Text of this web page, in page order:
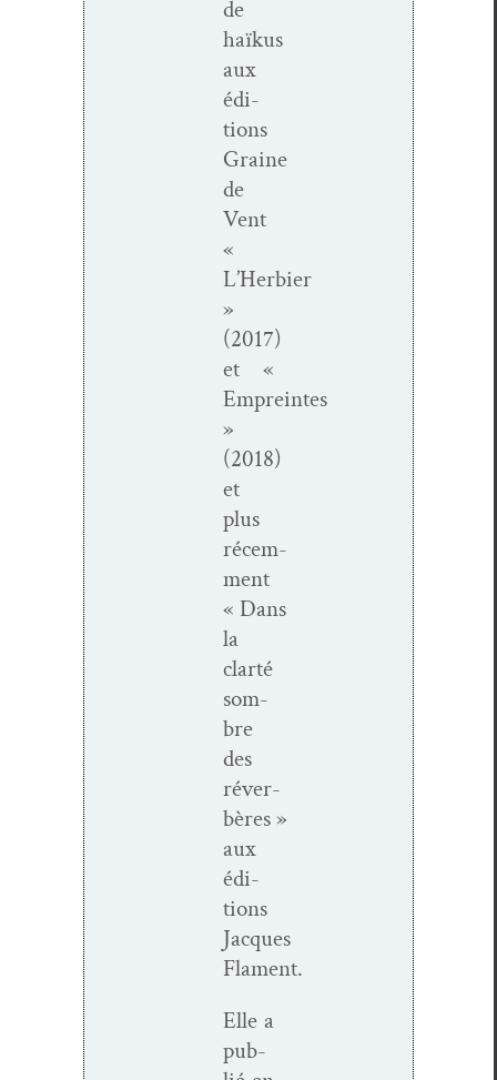
de
haïkus
aux
édi­
tions
Graine
de
Vent
«
L’Herbier
»
(2017)
et «
Empreintes
»
(2018)
et
plus
récem­
ment
« Dans
la
clarté
som­
bre
des
réver­
bères »
aux
édi­
tions
Jacques
Flament.
Elle a
pub­